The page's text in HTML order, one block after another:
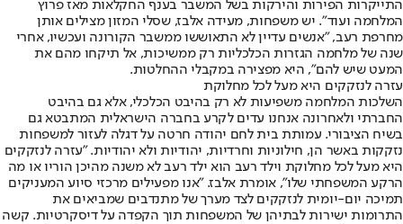
התייקרות הפירות והירקות בשל המשבר בענף החקלאות מאז פרוץ
המלחמה ועוד". יש משפחות, מעידה אלבז, שסלי המזון מצילים אותן
מחרפת רעב, "אנשים עדיין לא התאוששו ממשבר הקורונה ועכשיו, אחרי
שנה של מלחמה הגזרות הכלכליות רק ממשיכות, אל תיקחו מהם את
המעט שיש להם", היא מפצירה במקבלי ההחלטות.
עזרה לנזקקים היא מעל לכל מחלוקת
השלכות המלחמה משפיעות לא רק בהיבט הכלכלי, אלא גם בהיבט
החברתי ולאחרונה אנחנו עדים לקרע בחברה הישראלית המתבטא גם
בשיח הציבורי. עמותת בית לחם יהודה חרטה על דגלה לעזור למשפחות
נזקקות באשר הן, חילוניות וחרדיות, יהודיות ולא יהודיות. "עזרה לנזקקים
היא מעל לכל מחלוקת וילד רעב הוא ילד רעב לא משנה מהיכן הוריו או מה
הרקע המשפחתי שלו", אומרת אלבז. "אנו מפעילים מרכזי סיוע המעניקים
תמיכה יום-יומית לנזקקים לצד מערך של מתנדבים שמביאים את
התרומות ישירות לבתיהן של המשפחות תוך הקפדה על דיסקרטיות. קשה